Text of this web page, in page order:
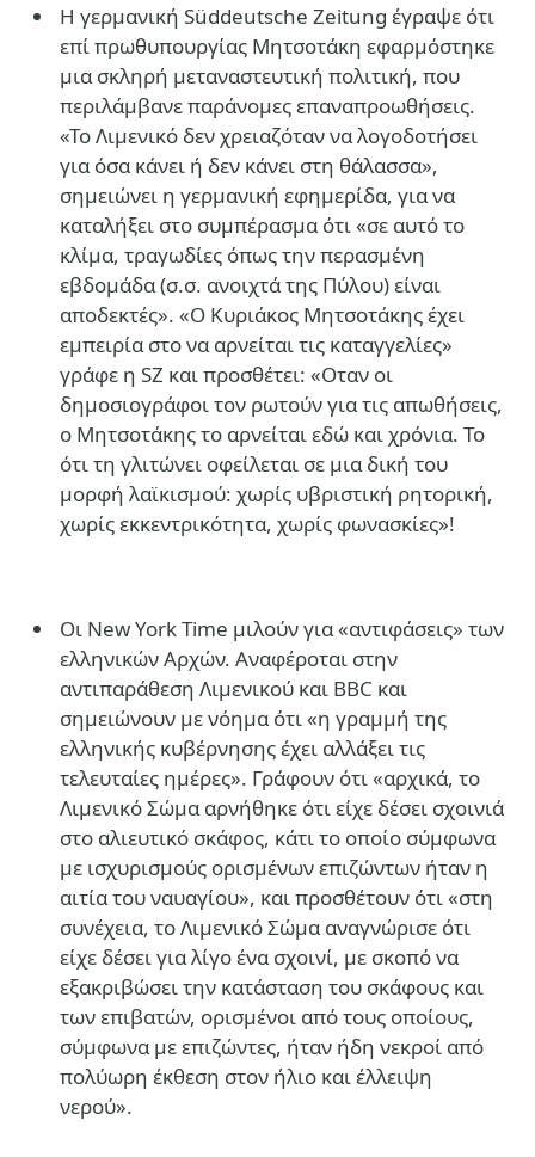
Η γερμανική Süddeutsche Zeitung έγραψε ότι
επί πρωθυπουργίας Μητσοτάκη εφαρμόστηκε
μια σκληρή μεταναστευτική πολιτική, που
περιλάμβανε παράνομες επαναπροωθήσεις.
«Το Λιμενικό δεν χρειαζόταν να λογοδοτήσει
για όσα κάνει ή δεν κάνει στη θάλασσα»,
σημειώνει η γερμανική εφημερίδα, για να
καταλήξει στο συμπέρασμα ότι «σε αυτό το
κλίμα, τραγωδίες όπως την περασμένη
εβδομάδα (σ.σ. ανοιχτά της Πύλου) είναι
αποδεκτές». «Ο Κυριάκος Μητσοτάκης έχει
εμπειρία στο να αρνείται τις καταγγελίες»
γράφε η SZ και προσθέτει: «Οταν οι
δημοσιογράφοι τον ρωτούν για τις απωθήσεις,
ο Μητσοτάκης το αρνείται εδώ και χρόνια. Το
ότι τη γλιτώνει οφείλεται σε μια δική του
μορφή λαϊκισμού: χωρίς υβριστική ρητορική,
χωρίς εκκεντρικότητα, χωρίς φωνασκίες»!
Οι New York Time μιλούν για «αντιφάσεις» των
ελληνικών Αρχών. Αναφέροται στην
αντιπαράθεση Λιμενικού και BBC και
σημειώνουν με νόημα ότι «η γραμμή της
ελληνικής κυβέρνησης έχει αλλάξει τις
τελευταίες ημέρες». Γράφουν ότι «αρχικά, το
Λιμενικό Σώμα αρνήθηκε ότι είχε δέσει σχοινιά
στο αλιευτικό σκάφος, κάτι το οποίο σύμφωνα
με ισχυρισμούς ορισμένων επιζώντων ήταν η
αιτία του ναυαγίου», και προσθέτουν ότι «στη
συνέχεια, το Λιμενικό Σώμα αναγνώρισε ότι
είχε δέσει για λίγο ένα σχοινί, με σκοπό να
εξακριβώσει την κατάσταση του σκάφους και
των επιβατών, ορισμένοι από τους οποίους,
σύμφωνα με επιζώντες, ήταν ήδη νεκροί από
πολύωρη έκθεση στον ήλιο και έλλειψη
νερού».